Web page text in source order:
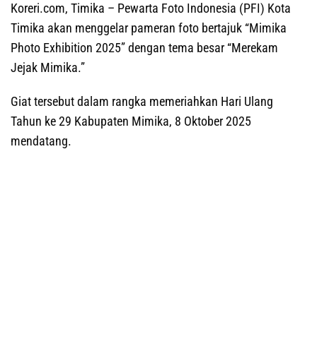
Koreri.com, Timika – Pewarta Foto Indonesia (PFI) Kota
Timika akan menggelar pameran foto bertajuk “Mimika
Photo Exhibition 2025” dengan tema besar “Merekam
Jejak Mimika.”
Giat tersebut dalam rangka memeriahkan Hari Ulang
Tahun ke 29 Kabupaten Mimika, 8 Oktober 2025
mendatang.